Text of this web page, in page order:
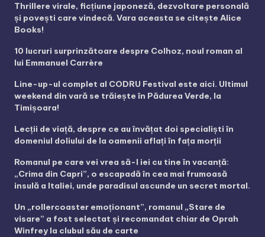
Thrillere virale, ficțiune japoneză, dezvoltare personală
și povești care vindecă. Vara aceasta se citește Alice
Books!
10 lucruri surprinzătoare despre Colhoz, noul roman al
lui Emmanuel Carrère
Line-up-ul complet al CODRU Festival este aici. Ultimul
weekend din vară se trăiește în Pădurea Verde, la
Timișoara!
Lecții de viață, despre ce au învățat doi specialiști în
domeniul doliului de la oamenii aflați în fața morții
Romanul pe care vei vrea să-l iei cu tine în vacanță:
„Crima din Capri”, o escapadă în cea mai frumoasă
insulă a Italiei, unde paradisul ascunde un secret mortal.
Un „rollercoaster emoționant”, romanul „Stare de
visare” a fost selectat și recomandat chiar de Oprah
Winfrey la clubul său de carte